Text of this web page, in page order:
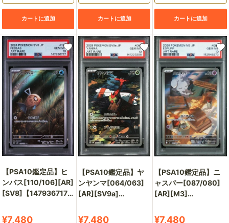
カートに追加 カートに追加 カートに追加
【PSA10鑑定品】ヒ
ンバス[110/106][AR]
[SV8]【147936717/
販
¥7,480
【PSA10鑑定品】ヤ
ンヤンマ[064/063]
[AR][SV9a]
真掲載】
販
¥7,480
【PSA10鑑定品】ニ
ャスパー[087/080]
[AR][M3]
真掲載】
販
¥7,480